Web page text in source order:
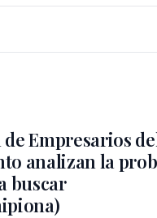
Empresarios
analizan la
buscar